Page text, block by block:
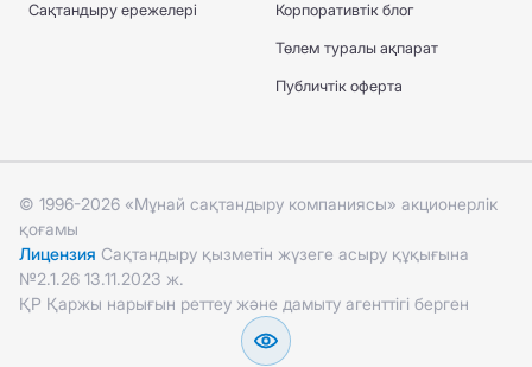
Сақтандыру ережелері Корпоративтік блог
Төлем туралы ақпарат
Публичтік оферта
© 1996-2026 «Мұнай сақтандыру компаниясы» акционерлік
қоғамы
Лицензия Сақтандыру қызметін жүзеге асыру құқығына
№2.1.26 13.11.2023 ж.
ҚР Қаржы нарығын реттеу және дамыту агенттігі берген